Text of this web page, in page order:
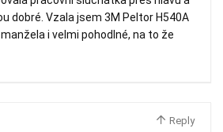
dobré. Vzala jsem 3M Peltor H540A
i velmi pohodlné, na to že
Reply